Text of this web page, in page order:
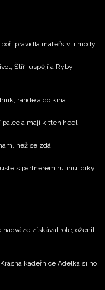
pravidla mateřství i módy
Štíři uspějí a Ryby
rande a do kina
palec a mají kitten heel
než se zdá
s partnerem rutinu, díky
získával role, oženil
kadeřnice Adélka si ho